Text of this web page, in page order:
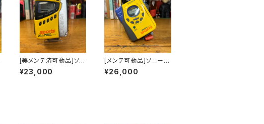
[美メンテ済可動品]ソニ
ースポーツ カセットウ
ォークマンsony sport
¥23,000
[メンテ可動品]ソニース
ポーツカセットウォーク
マンsonysports WM
¥26,000